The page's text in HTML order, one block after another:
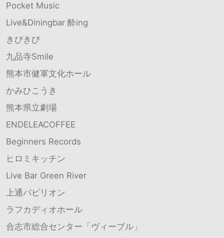
Pocket Music
Live&Diningbar 酔ing
きびきび
九品寺Smile
熊本市健軍文化ホール
かみひこうき
熊本県立劇場
ENDELEACOFFEE
Beginners Records
ヒロミキッチン
Live Bar Green River
上通パビリオン
ラフカディオホール
合志市総合センター「ヴィーブル」